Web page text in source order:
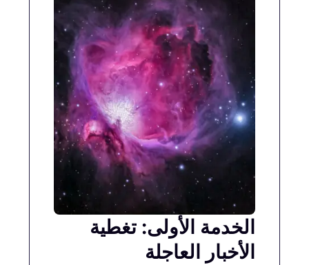
الخدمة الأولى: تغطية
الأخبار العاجلة